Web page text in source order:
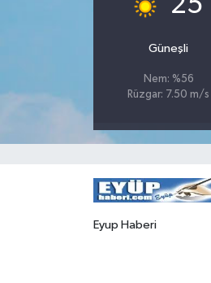
Güneşli
Nem: %56
Rüzgar: 7.50 m/s
Eyup Haberi